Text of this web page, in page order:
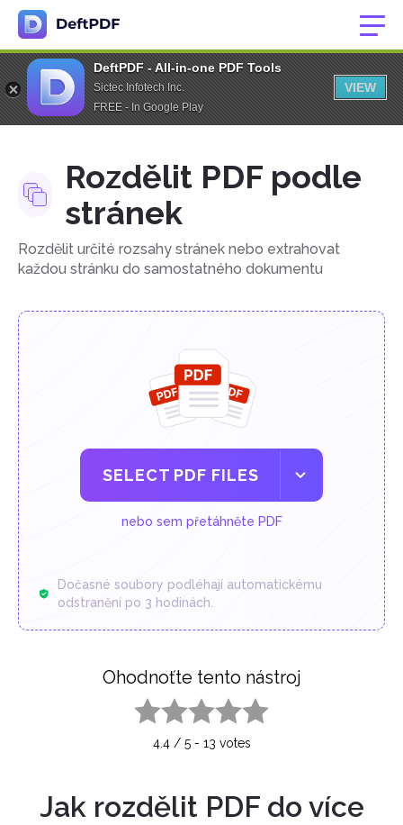
DeftPDF - All-in-one PDF Tools
Sictec Infotech Inc.
FREE - In Google Play
VIEW
Rozdělit PDF podle
stránek
Rozdělit určité rozsahy stránek nebo extrahovat
každou stránku do samostatného dokumentu
SELECT PDF FILES
nebo sem přetáhněte PDF
Dočasné soubory podléhají automatickému
odstranění po 3 hodinách.
Ohodnoťte tento nástroj
4.4/ 5- 13 votes
Jak rozdělit PDF do více